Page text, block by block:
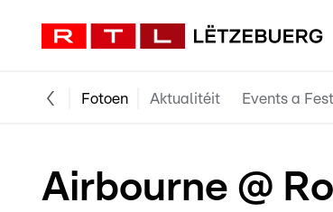
Fotoen Aktualitéit Events a
Airbourne @